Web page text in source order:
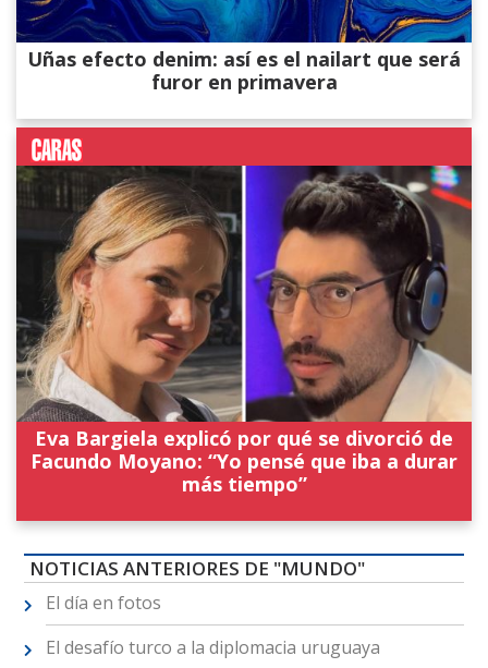
Uñas efecto denim: así es el nailart que será
furor en primavera
Eva Bargiela explicó por qué se divorció de
Facundo Moyano: “Yo pensé que iba a durar
más tiempo”
NOTICIAS ANTERIORES DE "MUNDO"
El día en fotos
El desafío turco a la diplomacia uruguaya